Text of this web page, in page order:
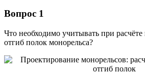
Вопрос 1
Что необходимо учитывать при
отгиб полок монорельса?